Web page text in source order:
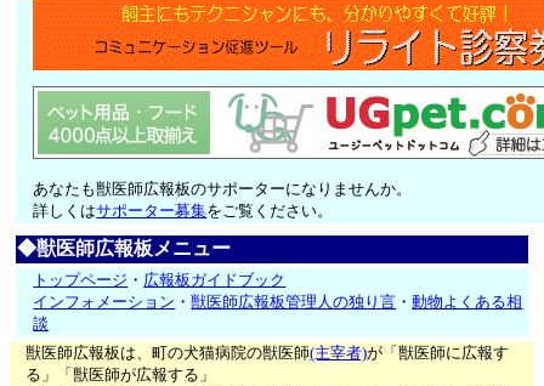
あなたも獣医師広報板のサポーターになりませんか。
詳しくはサポーター募集をご覧ください。
◆獣医師広報板メニュー
トップページ ・ 広報板ガイドブック
インフォメーション ・獣医師広報板管理人の独り言 ・動物よくある相
談
獣医師広報板は、町の犬猫病院の獣医師(主宰者)が「獣医師に広報す
る」「獣医師が広報する」